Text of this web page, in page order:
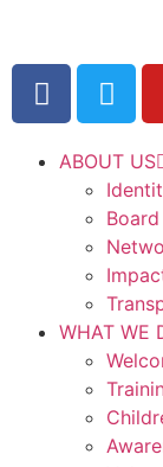
ABOUT US
WHAT WE